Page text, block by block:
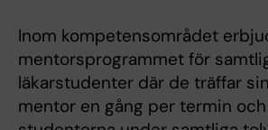
Inom kompetensområdet
mentorsprogrammet för
läkarstudenter där de träffar
mentor en gång per termin